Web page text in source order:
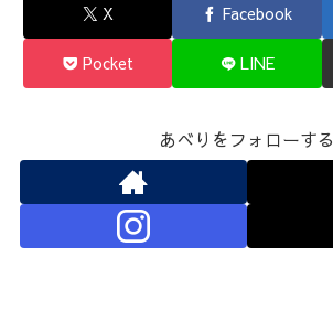
X Facebook
Pocket LINE
あべりをフォローする